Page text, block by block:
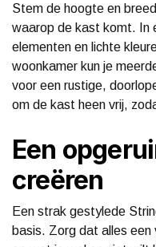
Stem de hoogte en
waarop de kast komt. In
elementen en lichte
woonkamer kun je
voor een rustige,
om de kast heen vrij,
Een
creëren
Een strak gestylede
basis. Zorg dat alles